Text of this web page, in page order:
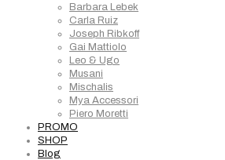
Barbara Lebek
Carla Ruiz
Joseph Ribkoff
Gai Mattiolo
Leo & Ugo
Musani
Mischalis
Mya Accessori
Piero Moretti
PROMO
SHOP
Blog